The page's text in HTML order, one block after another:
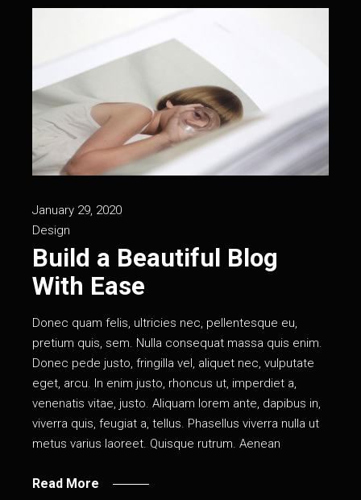
January 29, 2020
Design
Build a Beautiful Blog
With Ease
Donec quam felis, ultricies nec, pellentesque eu,
pretium quis, sem. Nulla consequat massa quis enim.
Donec pede justo, fringilla vel, aliquet nec, vulputate
eget, arcu. In enim justo, rhoncus ut, imperdiet a,
venenatis vitae, justo. Aliquam lorem ante, dapibus in,
viverra quis, feugiat a, tellus. Phasellus viverra nulla ut
metus varius laoreet. Quisque rutrum. Aenean
Read More